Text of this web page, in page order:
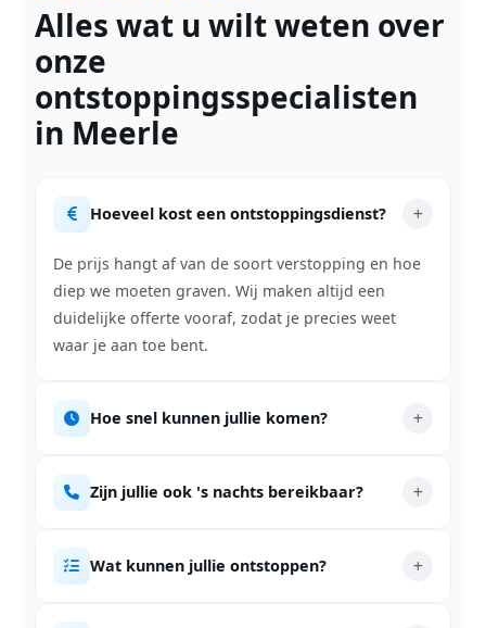
Alles wat u wilt weten over
onze
ontstoppingsspecialisten
in Meerle
Hoeveel kost een ontstoppingsdienst?
De prijs hangt af van de soort verstopping en hoe
diep we moeten graven. Wij maken altijd een
duidelijke offerte vooraf, zodat je precies weet
waar je aan toe bent.
Hoe snel kunnen jullie komen?
Zijn jullie ook 's nachts bereikbaar?
Wat kunnen jullie ontstoppen?